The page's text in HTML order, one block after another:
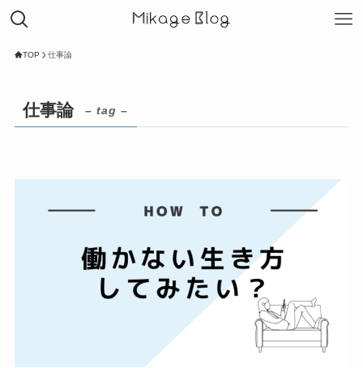
TOP 仕事論
仕事論 – tag –